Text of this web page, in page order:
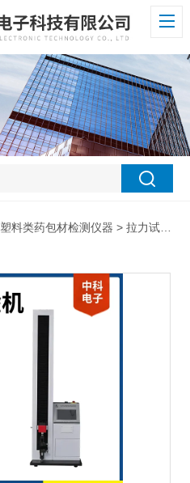
塑料类药包材检测仪器 >拉力试验机